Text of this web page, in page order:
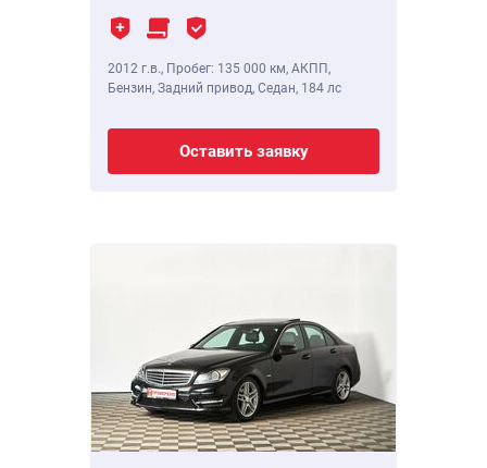
2012 г.в., Пробег: 135 000 км, АКПП,
Бензин, Задний привод, Седан, 184 лс
Оставить заявку